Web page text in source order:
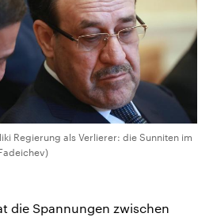
Regierung als Verlierer: die Sunniten im
die Spannungen zwischen